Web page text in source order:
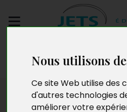
Nous utilisons
Ce site Web utilise des
d'autres technologies
améliorer votre
manuscrit
Presse